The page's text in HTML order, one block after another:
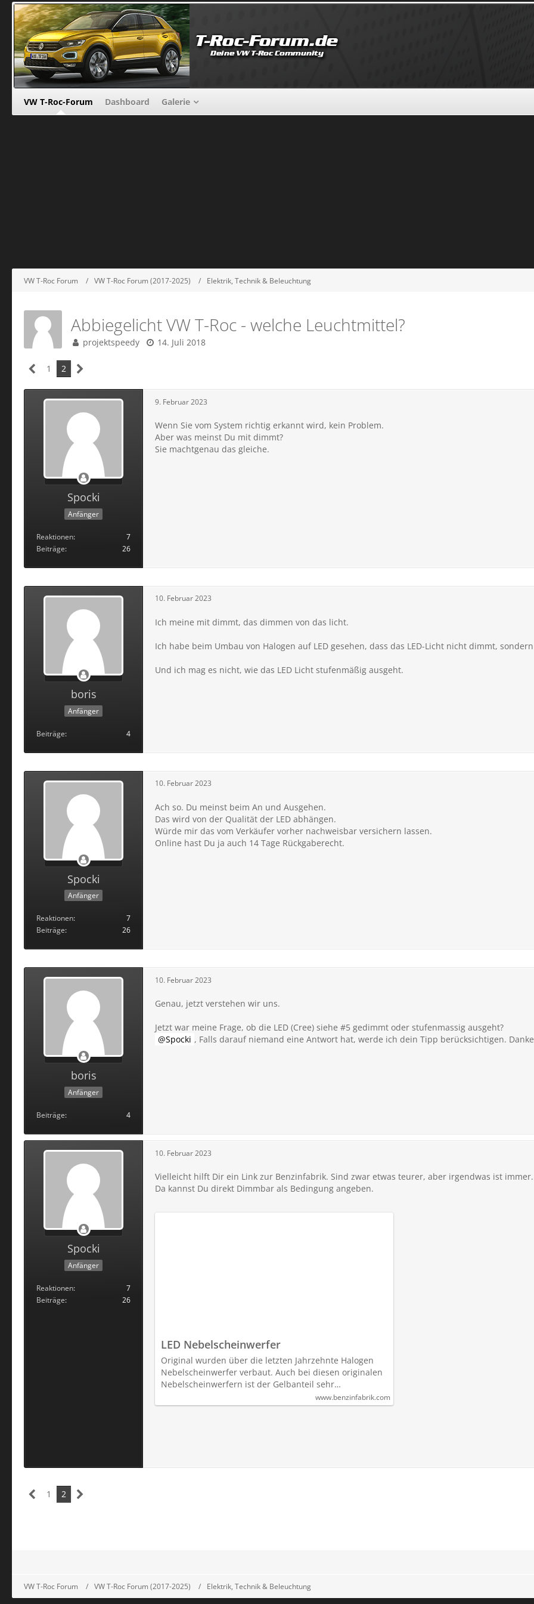
VW T-Roc-Forum Dashboard Galerie
VW T-Roc Forum VW T-Roc Forum (2017-2025) Elektrik, Technik & Beleuchtung
Abbiegelicht VW T-Roc - welche Leuchtmittel?
projektspeedy 14. Juli 2018
1 2
Spocki
Anfänger
Reaktionen
7
Beiträge
26
9. Februar 2023
Wenn Sie vom System richtig erkannt wird, kein Problem.
Aber was meinst Du mit dimmt?
Sie machtgenau das gleiche.
boris
Anfänger
Beiträge 4
10. Februar 2023
Ich meine mit dimmt, das dimmen von das licht.
Ich habe beim Umbau von Halogen auf LED gesehen, dass das LED-Licht nicht dimmt,
Und ich mag es nicht, wie das LED Licht stufenmäßig ausgeht.
Spocki
Anfänger
Reaktionen
7
Beiträge
26
10. Februar 2023
Ach so. Du meinst beim An und Ausgehen.
Das wird von der Qualität der LED abhängen.
Würde mir das vom Verkäufer vorher nachweisbar versichern lassen.
Online hast Du ja auch 14 Tage Rückgaberecht.
boris
Anfänger
Beiträge 4
10. Februar 2023
Genau, jetzt verstehen wir uns.
Jetzt war meine Frage, ob die LED (Cree) siehe #5 gedimmt oder stufenmassig ausgeht?
Spocki , Falls darauf niemand eine Antwort hat, werde ich dein Tipp berücksichtigen.
Spocki
Anfänger
Reaktionen
7
Beiträge
26
10. Februar 2023
Vielleicht hilft Dir ein Link zur Benzinfabrik. Sind zwar etwas teurer, aber irgendwas ist immer.
Da kannst Du direkt Dimmbar als Bedingung angeben.
LED Nebelscheinwerfer
Original wurden über die letzten Jahrzehnte Halogen
Nebelscheinwerfer verbaut. Auch bei diesen originalen
Nebelscheinwerfern ist der Gelbanteil sehr…
www.benzinfabrik.com
1 2
VW T-Roc Forum VW T-Roc Forum (2017-2025) Elektrik, Technik & Beleuchtung